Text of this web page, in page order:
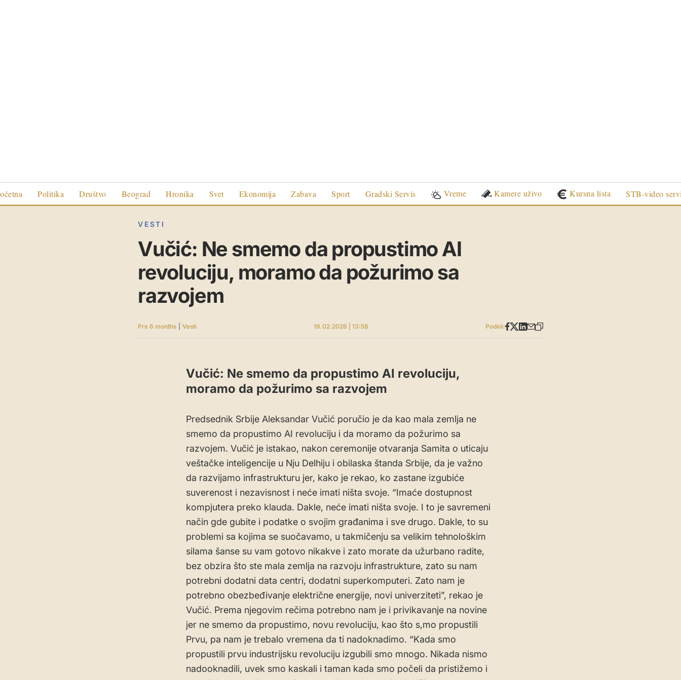
Politika Društvo Beograd Hronika Svet Ekonomija Zabava Sport Gradski Servis Vreme Kamere uživo Kursna lista STB-video
VESTI
Vučić: Ne smemo da propustimo AI
revoluciju, moramo da požurimo sa
razvojem
Pre 6 months Vesti 19.02.2026 | 13:58 Podeli:
Vučić: Ne smemo da propustimo AI revoluciju,
moramo da požurimo sa razvojem
Predsednik Srbije Aleksandar Vučić poručio je da kao mala zemlja ne
smemo da propustimo AI revoluciju i da moramo da požurimo sa
razvojem. Vučić je istakao, nakon ceremonije otvaranja Samita o uticaju
veštačke inteligencije u Nju Delhiju i obilaska štanda Srbije, da je važno
da razvijamo infrastrukturu jer, kako je rekao, ko zastane izgubiće
suverenost i nezavisnost i neće imati ništa svoje. “Imaće dostupnost
kompjutera preko klauda. Dakle, neće imati ništa svoje. I to je savremeni
način gde gubite i podatke o svojim građanima i sve drugo. Dakle, to su
problemi sa kojima se suočavamo, u takmičenju sa velikim tehnološkim
silama šanse su vam gotovo nikakve i zato morate da užurbano radite,
bez obzira što ste mala zemlja na razvoju infrastrukture, zato su nam
potrebni dodatni data centri, dodatni superkomputeri. Zato nam je
potrebno obezbeđivanje električne energije, novi univerziteti”, rekao je
Vučić. Prema njegovim rečima potrebno nam je i privikavanje na novine
jer ne smemo da propustimo, novu revoluciju, kao što s,mo propustili
Prvu, pa nam je trebalo vremena da ti nadoknadimo. “Kada smo
propustili prvu industrijsku revoluciju izgubili smo mnogo. Nikada nismo
nadooknadili, uvek smo kaskali i taman kada smo počeli da pristižemo i